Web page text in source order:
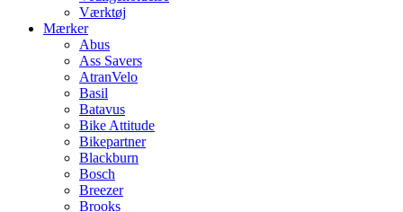
Værktøj
Mærker
Abus
Ass Savers
AtranVelo
Basil
Batavus
Bike Attitude
Bikepartner
Blackburn
Bosch
Breezer
Brooks